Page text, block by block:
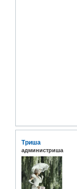
Триша
администриша